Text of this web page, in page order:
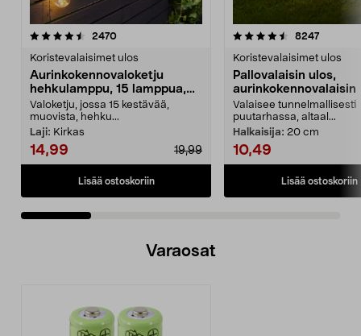
2470arvostelut
Koristevalaisimet ulos
Aurinkokennovaloketju
hehkulamppu, 15 lamppua,
7,2 m
Valoketju, jossa 15 kestävää,
muovista, hehku...
Laji: Kirkas
14,99 19,99
Lisää ostoskoriin
4.5 viidestä
8247
Koristevalaisimet ulos
Pallovalaisin ulos,
aurinkokennovalaisin
Valaisee tunnelmallisesti
puutarhassa, altaal...
Halkaisija: 20 cm
10,49
Lisää ostoskoriin
4.5 viidestä
Varaosat